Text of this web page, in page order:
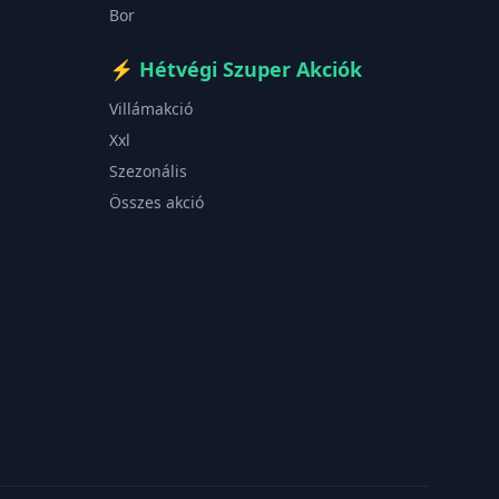
Bor
⚡ Hétvégi Szuper Akciók
Villámakció
Xxl
Szezonális
Összes akció